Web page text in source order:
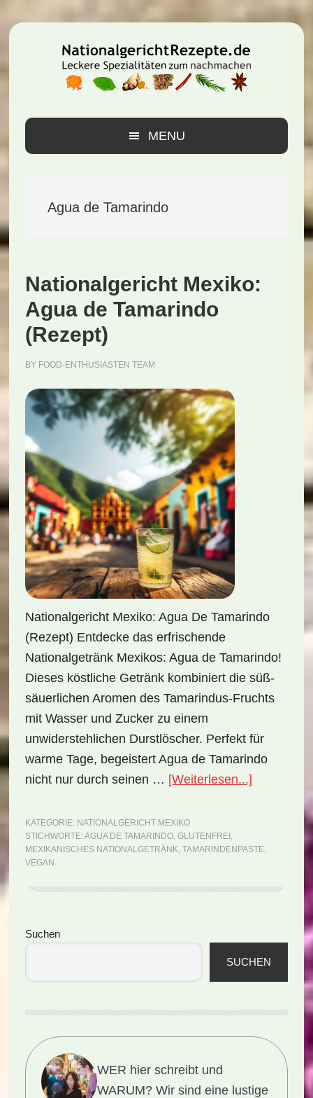
Hauptnavigation
Inhalt
Seitenspalte
MENU
Agua de Tamarindo
Nationalgericht Mexiko:
Agua de Tamarindo
(Rezept)
BY FOOD-ENTHUSIASTEN TEAM
Nationalgericht Mexiko: Agua De Tamarindo
(Rezept) Entdecke das erfrischende
Nationalgetränk Mexikos: Agua de Tamarindo!
Dieses köstliche Getränk kombiniert die süß-
säuerlichen Aromen des Tamarindus-Fruchts
mit Wasser und Zucker zu einem
unwiderstehlichen Durstlöscher. Perfekt für
warme Tage, begeistert Agua de Tamarindo
nicht nur durch seinen … [Weiterlesen...]
Tamarindo
KATEGORIE: NATIONALGERICHT MEXIKO
STICHWORTE: AGUA DE TAMARINDO, GLUTENFREI ,
MEXIKANISCHES NATIONALGETRÄNK, TAMARINDENPASTE,
VEGAN
Seitenspalte
Suchen
SUCHEN
WER hier schreibt und
WARUM? Wir sind eine lustige